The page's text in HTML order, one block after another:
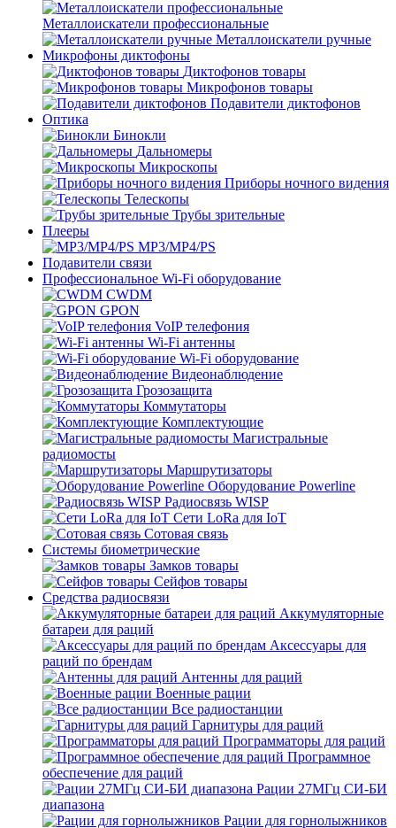
Металлоискатели профессиональные
Металлоискатели ручные
Микрофоны диктофоны
Диктофонов товары
Микрофонов товары
Подавители диктофонов
Оптика
Бинокли
Дальномеры
Микроскопы
Приборы ночного видения
Телескопы
Трубы зрительные
Плееры
MP3/MP4/PS
Подавители связи
Профессиональное Wi-Fi оборудование
CWDM
GPON
VoIP телефония
Wi-Fi антенны
Wi-Fi оборудование
Видеонаблюдение
Грозозащита
Коммутаторы
Комплектующие
Магистральные
радиомосты
Маршрутизаторы
Оборудование Powerline
Радиосвязь WISP
Сети LoRa для IoT
Сотовая связь
Системы биометрические
Замков товары
Сейфов товары
Средства радиосвязи
Аккумуляторные
батареи для раций
Аксессуары для
раций по брендам
Антенны для раций
Военные рации
Все радиостанции
Гарнитуры для раций
Программаторы для раций
Программное
обеспечение для раций
Рации 27МГц СИ-БИ
диапазона
Рации для горнолыжников